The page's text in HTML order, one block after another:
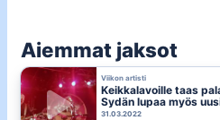
Aiemmat jaksot
Viikon artisti
Keikkalavoille taas
Sydän lupaa myös
31.03.2022